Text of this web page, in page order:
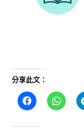
分享此文：